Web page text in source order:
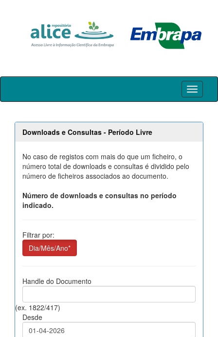
Skip
Downloads e Consultas - Período Livre
No caso de registos com mais do que um ficheiro, o
número total de downloads e consultas é dividido pelo
número de ficheiros associados ao documento.
Número de downloads e consultas no período
indicado.
Filtrar por:
Dia/Mês/Ano*
Handle do Documento
(ex. 1822/417)
Desde